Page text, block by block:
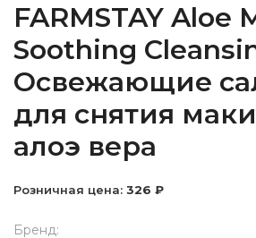
FARMSTAY Aloe
Soothing
Освежающие
для снятия
алоэ вера
Розничная цена: 326 ₽
Бренд: